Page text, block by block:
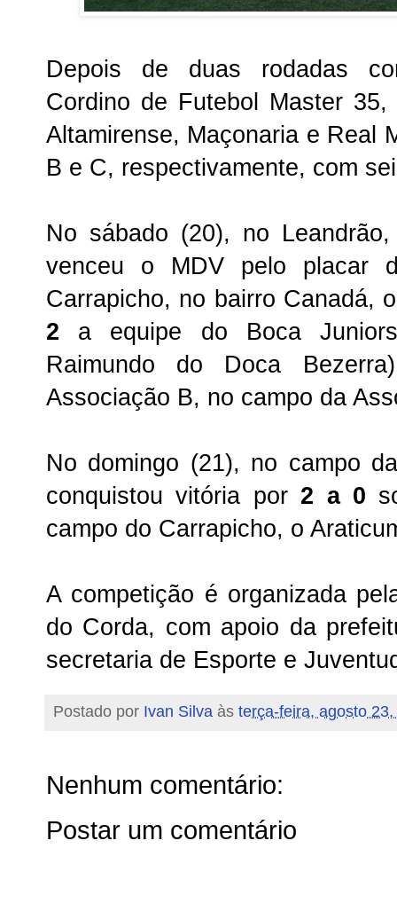
Depois de duas rodadas
Cordino de Futebol Master
Altamirense, Maçonaria e Real
B e C, respectivamente, com
No sábado (20), no
venceu o MDV pelo placar
Carrapicho, no bairro Canadá,
2 a equipe do Boca
Raimundo do Doca
Associação B, no campo da
No domingo (21), no campo
conquistou vitória por 2 a 0
campo do Carrapicho, o
A competição é organizada
do Corda, com apoio da
secretaria de Esporte e
Postado por Ivan Silva às terça-feira, agosto
Nenhum comentário:
Postar um comentário